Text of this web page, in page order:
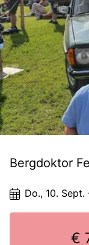
Bergdoktor
Do., 10.
€